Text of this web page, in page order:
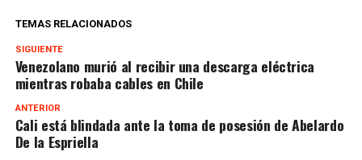
TEMAS RELACIONADOS
SIGUIENTE
Venezolano murió al recibir una descarga eléctrica
mientras robaba cables en Chile
ANTERIOR
Cali está blindada ante la toma de posesión de Abelardo
De la Espriella